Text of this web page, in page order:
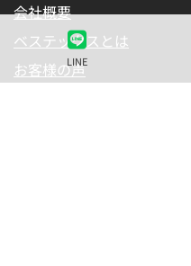
LINE
会社概要
ベステックスとは
お客様の声